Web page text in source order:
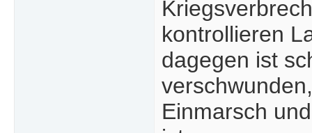
kontrollieren
dagegen ist
Einmarsch